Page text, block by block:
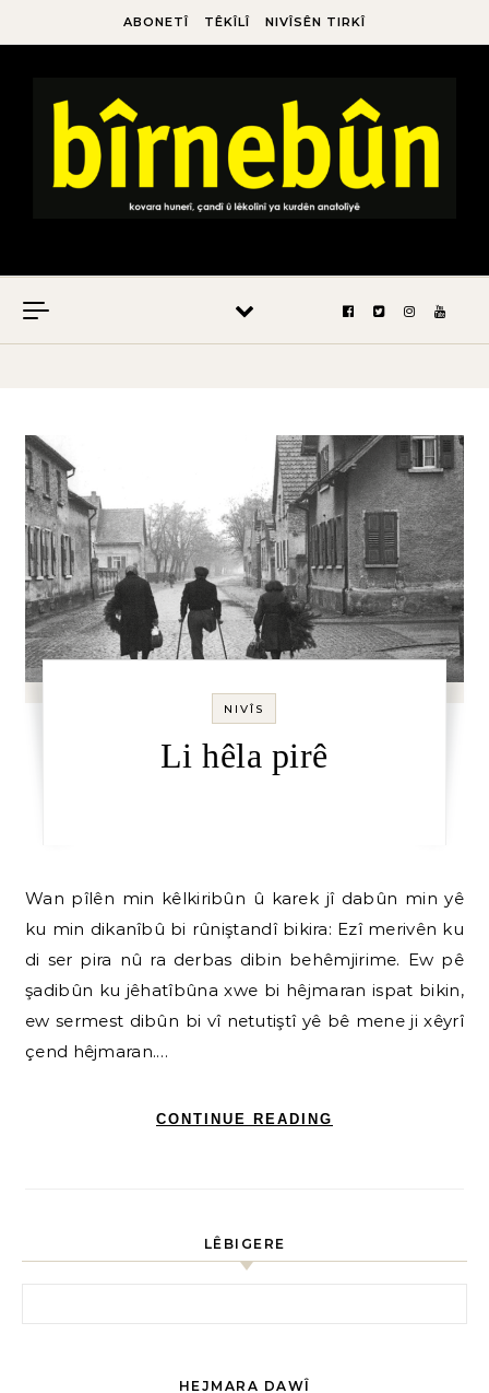
ABONETÎ TÊKÎLÎ NIVÎSÊN TIRKÎ
NIVÎS
Li hêla pirê
Wan pîlên min kêlkiribûn û karek jî dabûn min yê
ku min dikanîbû bi rûniştandî bikira: Ezî merivên ku
di ser pira nû ra derbas dibin behêmjirime. Ew pê
şadibûn ku jêhatîbûna xwe bi hêjmaran ispat bikin,
ew sermest dibûn bi vî netutiştî yê bê mene ji xêyrî
çend hêjmaran.…
CONTINUE READING
LÊBIGERE
HEJMARA DAWÎ